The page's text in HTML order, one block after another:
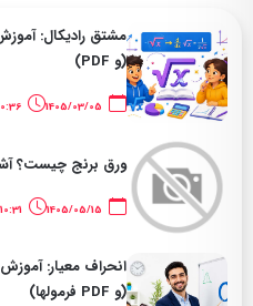
(و PDF)
10:36
ورق برنج چیست؟
(و PDF فرمولها)